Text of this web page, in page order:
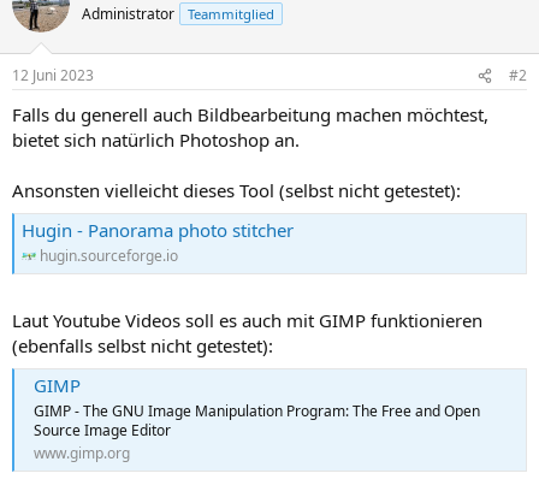
Administrator Teammitglied
12 Juni 2023 #2
Falls du generell auch Bildbearbeitung machen möchtest,
bietet sich natürlich Photoshop an.
Ansonsten vielleicht dieses Tool (selbst nicht getestet):
Hugin - Panorama photo stitcher
hugin.sourceforge.io
Laut Youtube Videos soll es auch mit GIMP funktionieren
(ebenfalls selbst nicht getestet):
GIMP
GIMP - The GNU Image Manipulation Program: The Free and Open
Source Image Editor
www.gimp.org